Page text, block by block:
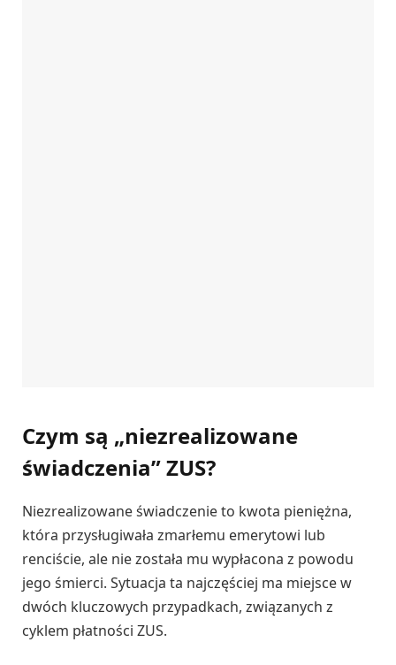
Czym są „niezrealizowane
świadczenia” ZUS?
Niezrealizowane świadczenie to kwota pieniężna,
która przysługiwała zmarłemu emerytowi lub
renciście, ale nie została mu wypłacona z powodu
jego śmierci. Sytuacja ta najczęściej ma miejsce w
dwóch kluczowych przypadkach, związanych z
cyklem płatności ZUS.